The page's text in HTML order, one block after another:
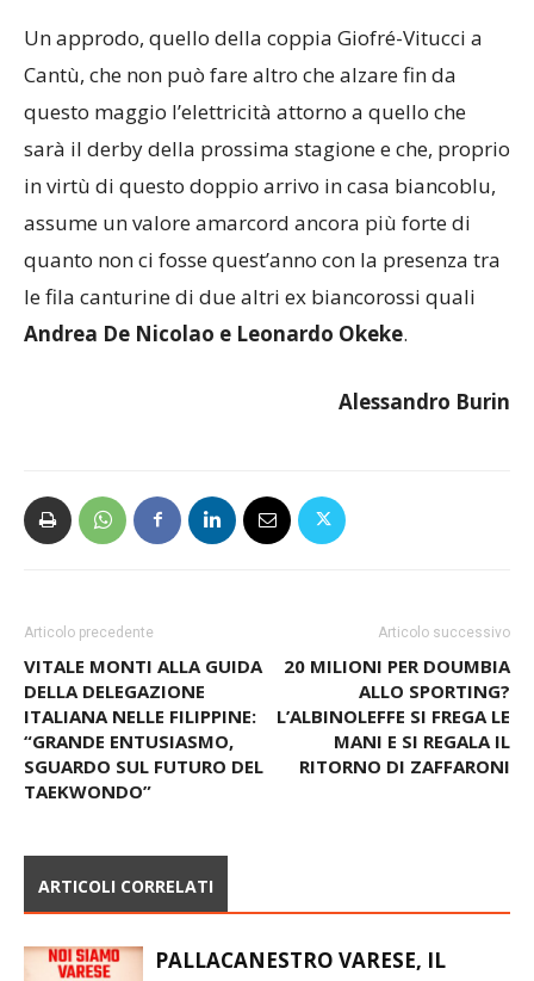
Un approdo, quello della coppia Giofré-Vitucci a
Cantù, che non può fare altro che alzare fin da
questo maggio l’elettricità attorno a quello che
sarà il derby della prossima stagione e che, proprio
in virtù di questo doppio arrivo in casa biancoblu,
assume un valore amarcord ancora più forte di
quanto non ci fosse quest’anno con la presenza tra
le fila canturine di due altri ex biancorossi quali
Andrea De Nicolao e Leonardo Okeke.
Alessandro Burin
Articolo precedente
VITALE MONTI ALLA GUIDA
DELLA DELEGAZIONE
ITALIANA NELLE FILIPPINE:
“GRANDE ENTUSIASMO,
SGUARDO SUL FUTURO DEL
TAEKWONDO”
Articolo successivo
20 MILIONI PER DOUMBIA
ALLO SPORTING?
L’ALBINOLEFFE SI FREGA LE
MANI E SI REGALA IL
RITORNO DI ZAFFARONI
ARTICOLI CORRELATI
PALLACANESTRO VARESE, IL